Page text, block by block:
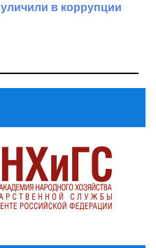
уличили в коррупции